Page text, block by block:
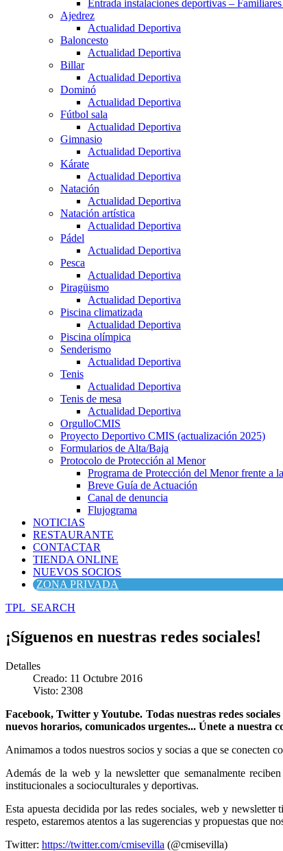
Entrada instalaciones deportivas –
Ajedrez
Actualidad Deportiva
Baloncesto
Actualidad Deportiva
Billar
Actualidad Deportiva
Dominó
Actualidad Deportiva
Fútbol sala
Actualidad Deportiva
Gimnasio
Actualidad Deportiva
Kárate
Actualidad Deportiva
Natación
Actualidad Deportiva
Natación artística
Actualidad Deportiva
Pádel
Actualidad Deportiva
Pesca
Actualidad Deportiva
Piragüismo
Actualidad Deportiva
Piscina climatizada
Actualidad Deportiva
Piscina olímpica
Senderismo
Actualidad Deportiva
Tenis
Actualidad Deportiva
Tenis de mesa
Actualidad Deportiva
OrgulloCMIS
Proyecto Deportivo CMIS (actualización 2025)
Formularios de Alta/Baja
Protocolo de Protección al Menor
Programa de Protección del Menor frente a
Breve Guía de Actuación
Canal de denuncia
Flujograma
NOTICIAS
RESTAURANTE
CONTACTAR
TIENDA ONLINE
NUEVOS SOCIOS
ZONA PRIVADA
TPL_SEARCH
¡Síguenos en nuestras redes sociales!
Detalles
Creado: 11 Octubre 2016
Visto: 2308
Facebook, Twitter y Youtube. Todas nuestras redes
nuevos horarios, comunicados urgentes... Únete a nuestra
Animamos a todos nuestros socios y socias a que se conecten
Además de la web y la newsletter que semanalmente
institucionales a socioculturales y deportivas.
Esta apuesta decidida por las redes sociales, web y
respeto, estaremos atentos a las sugerencias y propuestas que
Twitter: https://twitter.com/cmisevilla (@cmisevilla)